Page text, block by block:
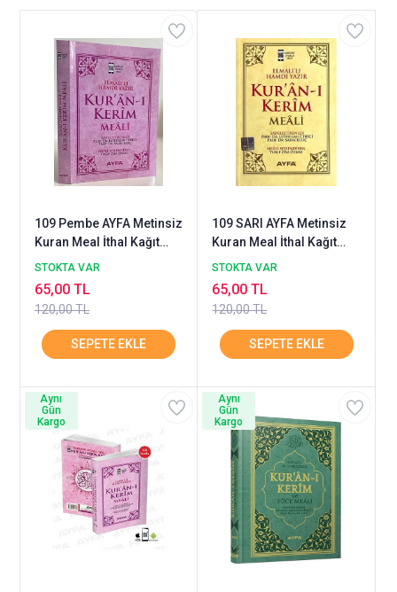
109 Pembe AYFA Metinsiz
Kuran Meal İthal Kağıt
Roman Boy
STOKTA VAR
120,00 TL
65,00 TL
109 SARI AYFA Metinsiz
Kuran Meal İthal Kağıt
Roman Boy
STOKTA VAR
120,00 TL
65,00 TL
Aynı
Gün
Kargo
Aynı
Gün
Kargo